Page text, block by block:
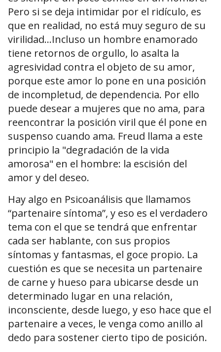
Pero si se deja intimidar por el ridículo, es
que en realidad, no está muy seguro de su
virilidad…Incluso un hombre enamorado
tiene retornos de orgullo, lo asalta la
agresividad contra el objeto de su amor,
porque este amor lo pone en una posición
de incompletud, de dependencia. Por ello
puede desear a mujeres que no ama, para
reencontrar la posición viril que él pone en
suspenso cuando ama. Freud llama a este
principio la "degradación de la vida
amorosa" en el hombre: la escisión del
amor y del deseo.
Hay algo en Psicoanálisis que llamamos
“partenaire síntoma”, y eso es el verdadero
tema con el que se tendrá que enfrentar
cada ser hablante, con sus propios
síntomas y fantasmas, el goce propio. La
cuestión es que se necesita un partenaire
de carne y hueso para ubicarse desde un
determinado lugar en una relación,
inconsciente, desde luego, y eso hace que el
partenaire a veces, le venga como anillo al
dedo para sostener cierto tipo de posición.